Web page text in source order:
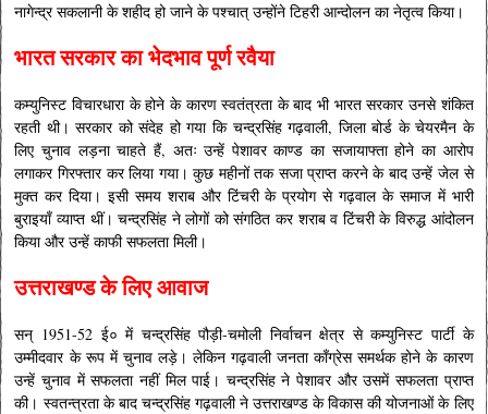
नागेन्द्र सकलानी के शहीद हो जाने के पश्चात् उन्होंने टिहरी आन्दोलन का नेतृत्व किया।
भारत सरकार का भेदभाव पूर्ण रवैया
कम्युनिस्ट विचारधारा के होने के कारण स्वतंत्रता के बाद भी भारत सरकार उनसे शंकित
रहती थी। सरकार को संदेह हो गया कि चन्द्रसिंह गढ़वाली, जिला बोर्ड के चेयरमैन के
लिए चुनाव लड़ना चाहते हैं, अतः उन्हें पेशावर काण्ड का सजायाफ्ता होने का आरोप
लगाकर गिरफ्तार कर लिया गया। कुछ महीनों तक सजा प्राप्त करने के बाद उन्हें जेल से
मुक्त कर दिया। इसी समय शराब और टिंचरी के प्रयोग से गढ़वाल के समाज में भारी
बुराइयाँ व्याप्त थीं। चन्द्रसिंह ने लोगों को संगठित कर शराब व टिंचरी के विरुद्ध आंदोलन
किया और उन्हें काफी सफलता मिली।
उत्तराखण्ड के लिए आवाज
सन् 1951-52 ई० में चन्द्रसिंह पौड़ी-चमोली निर्वाचन क्षेत्र से कम्युनिस्ट पार्टी के
उम्मीदवार के रूप में चुनाव लड़े। लेकिन गढ़वाली जनता काँग्रेस समर्थक होने के कारण
उन्हें चुनाव में सफलता नहीं मिल पाई। चन्द्रसिंह ने पेशावर और उसमें सफलता प्राप्त
की। स्वतन्त्रता के बाद चन्द्रसिंह गढ़वाली ने उत्तराखण्ड के विकास की योजनाओं के लिए